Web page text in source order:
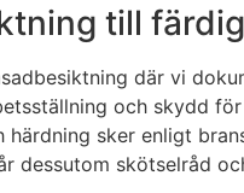
till
där vi
och skydd
sker enligt
dessutom skötselråd